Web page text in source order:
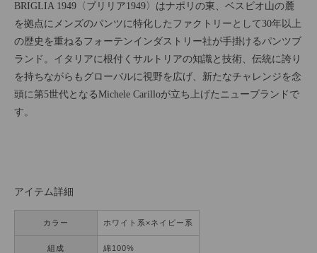
BRIGLIA 1949〈ブリリア1949〉はナポリの東、ベスビオ山の麓
を拠点にメンズのパンツに特化したファクトリーとして30年以上
の歴史を重ねるフォーテンインダストリー社が手掛けるパンツブ
ランド。イタリアに根付くサルトリアの知識と技術、伝統に誇り
を持ちながらもグローバルに視野を広げ、新たなチャレンジを念
頭に第5世代となるMichele Carilloが立ち上げたニューブランドで
す。
アイテム詳細
カラー ホワイト系×ネイビー系
組成 綿100%